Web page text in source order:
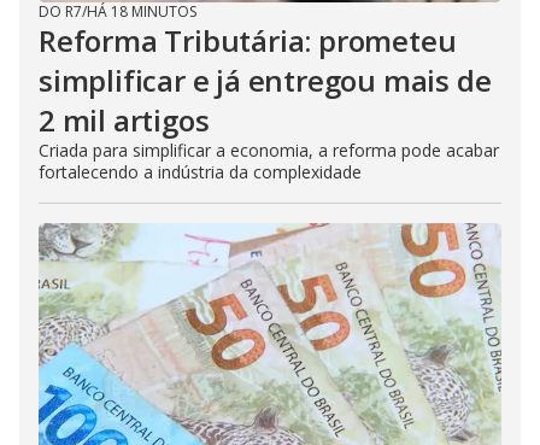
DO R7/HÁ 18 MINUTOS
Reforma Tributária: prometeu
simplificar e já entregou mais de
2 mil artigos
Criada para simplificar a economia, a reforma pode acabar
fortalecendo a indústria da complexidade